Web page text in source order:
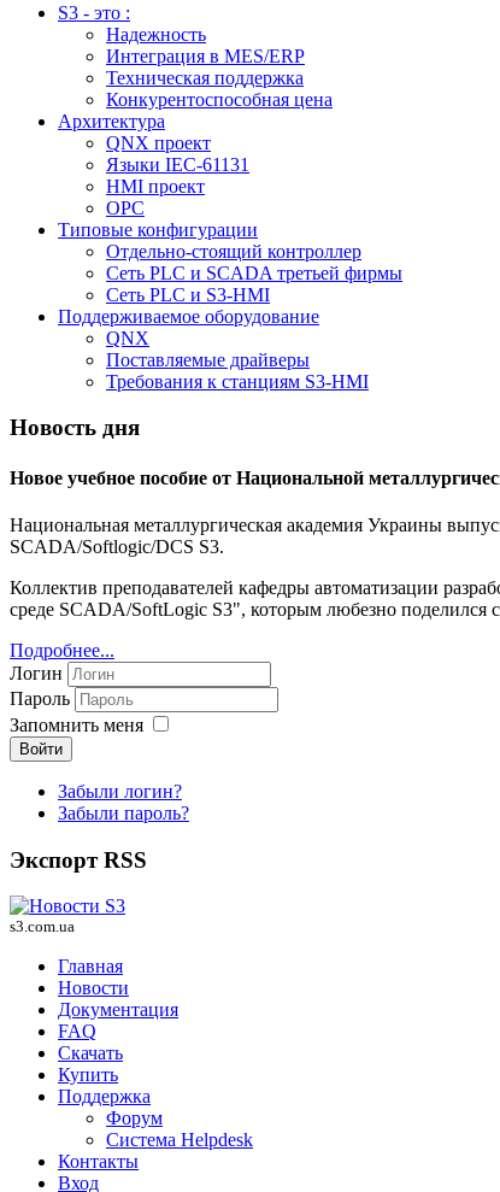
S3 - это :
Надежность
Интеграция в MES/ERP
Техническая поддержка
Конкурентоспособная цена
Архитектура
QNX проект
Языки IEC-61131
HMI проект
ОPC
Типовые конфигурации
Отдельно-стоящий контроллер
Сеть PLC и SCADA третьей фирмы
Сеть PLC и S3-HMI
Поддерживаемое оборудование
QNX
Поставляемые драйверы
Требования к станциям S3-HMI
Новость дня
Новое учебное пособие от Национальной
Национальная металлургическая академия Украины
SCADA/Softlogic/DCS S3.
Коллектив преподавателей кафедры автоматизации
среде SCADA/SoftLogic S3", которым любезно поделился
Подробнее...
Логин
Пароль
Запомнить меня
Войти
Забыли логин?
Забыли пароль?
Экспорт RSS
s3.com.ua
Главная
Новости
Документация
FAQ
Скачать
Купить
Поддержка
Форум
Система Helpdesk
Контакты
Вход